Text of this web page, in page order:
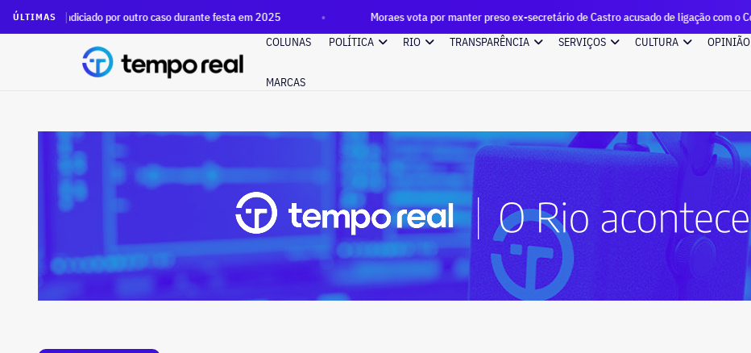
ÚLTIMAS
por outro caso durante festa em 2025 Moraes vota por manter preso ex-secretário de Castro acusado de ligação com o Comando Vermelho
COLUNAS
POLÍTICA RIO TRANSPARÊNCIA SERVIÇOS CULTURA OPINIÃO
MARCAS